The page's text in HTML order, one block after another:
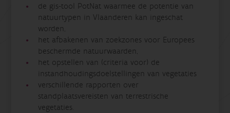
de gis-tool PotNat waarmee de potentie van
natuurtypen in Vlaanderen kan ingeschat
worden,
het afbakenen van zoekzones voor Europees
beschermde natuurwaarden,
het opstellen van (criteria voor) de
instandhoudingsdoelstellingen van vegetaties
verschillende rapporten over
standplaatsvereisten van terrestrische
vegetaties.